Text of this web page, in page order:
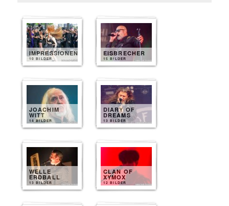
IMPRESSIONEN
10 BILDER
EISBRECHER
15 BILDER
JOACHIM
WITT
14 BILDER
DIARY OF
DREAMS
13 BILDER
WELLE
ERDBALL
13 BILDER
CLAN OF
XYMOX
12 BILDER